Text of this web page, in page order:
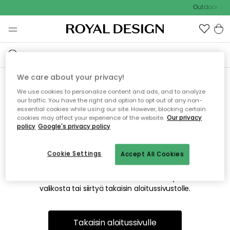
Outdoor
Emme valitettavasti löydä
etsimääsi sivua
Tämä voi johtua siitä, että sivua ei enää ole tai siitä, että se
on siirretty muualle. Pahoittelemme tästä mahdollisesti
valikosta tai siirtyä takaisin aloitussivustolle.
Takaisin aloitussivulle
We care about your privacy!
We use cookies to personalize content and ads, and to analyze
our traffic. You have the right and option to opt out of any non-
essential cookies while using our site. However, blocking certain
cookies may affect your experience of the website. Our privacy
policy Google's privacy policy
Accept All Cookies
Cookie Settings